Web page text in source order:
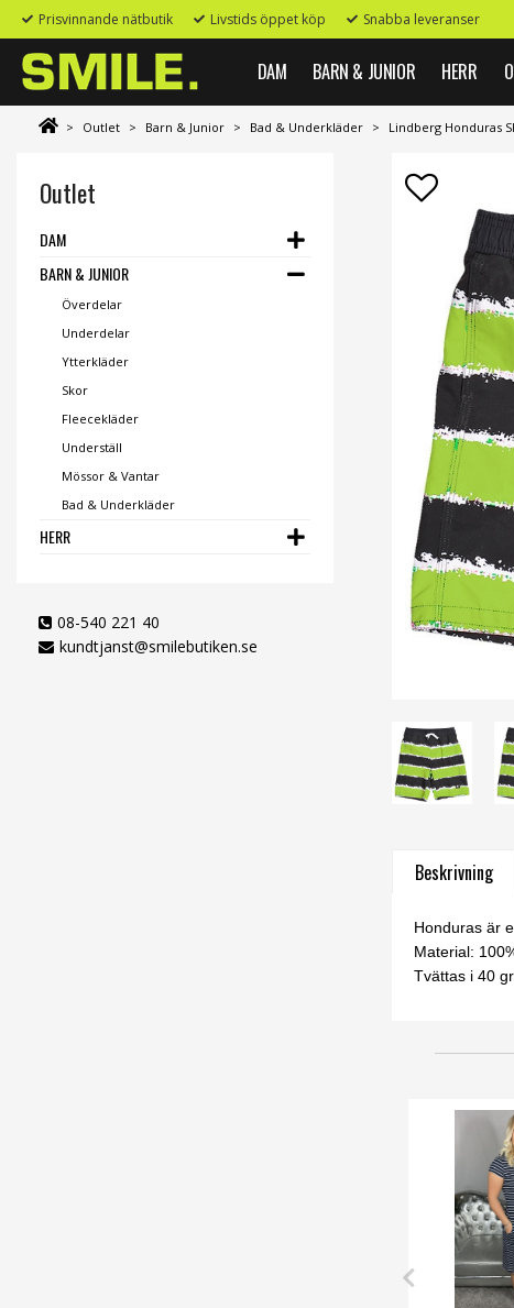
Prisvinnande nätbutik Livstids öppet köp Snabba leveranser
DAM BARN & JUNIOR HERR
> Outlet > Barn & Junior > Bad & Underkläder > Lindberg Honduras
Outlet
DAM
BARN & JUNIOR
Överdelar
Underdelar
Ytterkläder
Skor
Fleecekläder
Underställ
Mössor & Vantar
Bad & Underkläder
HERR
08-540 221 40
kundtjanst@smilebutiken.se
Beskrivning
Honduras är
Material:
Tvättas i 40